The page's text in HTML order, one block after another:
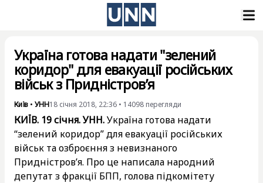
Україна готова надати "зелений
коридор" для евакуації російських
військ з Придністров’я
Київ • УНН18 січня 2018, 22:36 • 14098 перегляди
КИЇВ. 19 січня. УНН.Україна готова надати
“зелений коридор” для евакуації російських
військ та озброєння з невизнаного
Придністров’я. Про це написала народний
депутат з фракції БПП, голова підкомітету